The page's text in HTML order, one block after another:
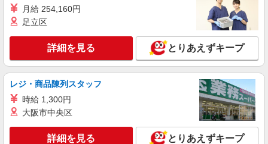
月給 254,160円
足立区
詳細を見る とりあえずキープ
レジ・商品陳列スタッフ
時給 1,300円
大阪市中央区
詳細を見る とりあえずキープ